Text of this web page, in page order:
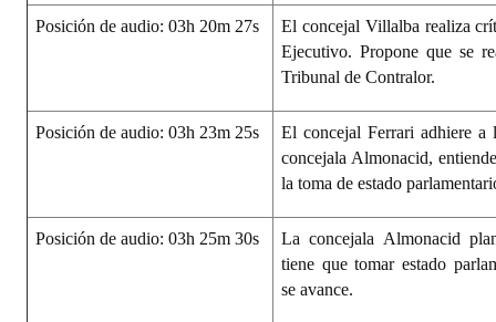
Posición de audio: 03h 20m 27s
El concejal Villalba realiza
Ejecutivo. Propone que se
Tribunal de Contralor.
Posición de audio: 03h 23m 25s
El concejal Ferrari adhiere a
concejala Almonacid,
la toma de estado
Posición de audio: 03h 25m 30s
La concejala Almonacid
tiene que tomar estado
se avance.